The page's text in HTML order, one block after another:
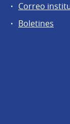
Correo
Boletines